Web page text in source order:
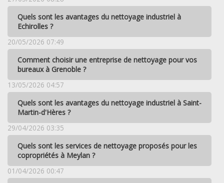
Quels sont les avantages du nettoyage industriel à
Echirolles ?
20/05/2026 07:49
Comment choisir une entreprise de nettoyage pour vos
bureaux à Grenoble ?
13/05/2026 04:57
Quels sont les avantages du nettoyage industriel à Saint-
Martin-d'Hères ?
29/04/2026 03:35
Quels sont les services de nettoyage proposés pour les
copropriétés à Meylan ?
01/04/2026 00:47